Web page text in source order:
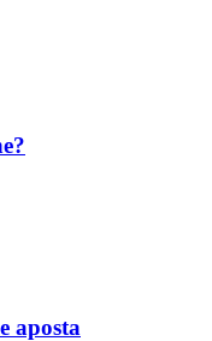
aposta